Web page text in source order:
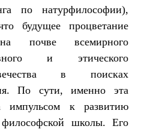
по натурфилософии),
будущее процветание
почве всемирного
и этического
в поисках
По сути, именно эта
импульсом к развитию
философской школы. Его